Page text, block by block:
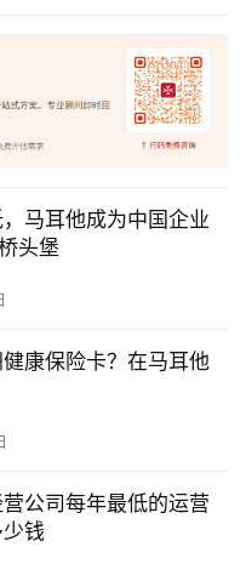
马耳他成为中国企业
头堡
康保险卡？在马耳他
公司每年最低的运营
钱